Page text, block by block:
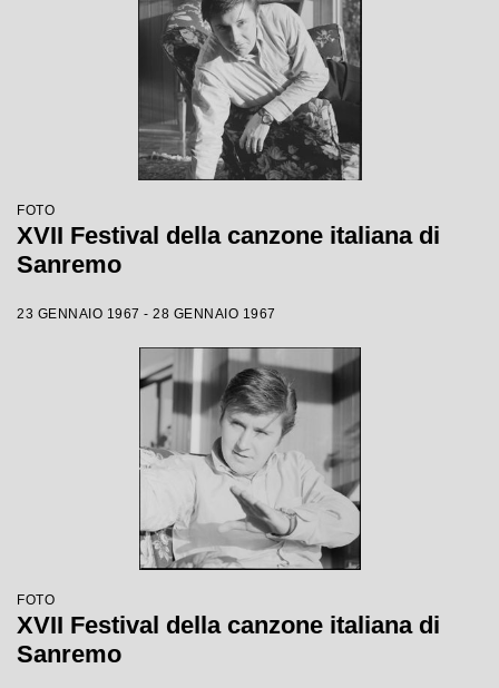
FOTO
XVII Festival della canzone italiana di
Sanremo
23 GENNAIO 1967 - 28 GENNAIO 1967
FOTO
XVII Festival della canzone italiana di
Sanremo